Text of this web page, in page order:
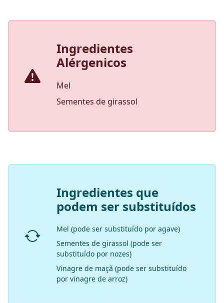
Ingredientes
Alérgenicos
Mel
Sementes de girassol
Ingredientes que
podem ser substituídos
Mel (pode ser substituído por agave)
Sementes de girassol (pode ser
substituído por nozes)
Vinagre de maçã (pode ser substituído
por vinagre de arroz)